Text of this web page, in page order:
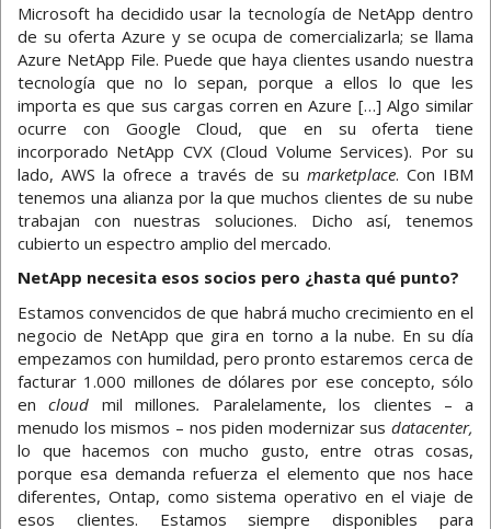
Microsoft ha decidido usar la tecnología de NetApp dentro
de su oferta Azure y se ocupa de comercializarla; se llama
Azure NetApp File. Puede que haya clientes usando nuestra
tecnología que no lo sepan, porque a ellos lo que les
importa es que sus cargas corren en Azure […] Algo similar
ocurre con Google Cloud, que en su oferta tiene
incorporado NetApp CVX (Cloud Volume Services). Por su
lado, AWS la ofrece a través de su marketplace. Con IBM
tenemos una alianza por la que muchos clientes de su nube
trabajan con nuestras soluciones. Dicho así, tenemos
cubierto un espectro amplio del mercado.
NetApp necesita esos socios pero ¿hasta qué punto?
Estamos convencidos de que habrá mucho crecimiento en el
negocio de NetApp que gira en torno a la nube. En su día
empezamos con humildad, pero pronto estaremos cerca de
facturar 1.000 millones de dólares por ese concepto, sólo
encloud mil millones. Paralelamente, los clientes – a
menudo los mismos – nos piden modernizar sus datacenter,
lo que hacemos con mucho gusto, entre otras cosas,
porque esa demanda refuerza el elemento que nos hace
diferentes, Ontap, como sistema operativo en el viaje de
esos clientes. Estamos siempre disponibles para